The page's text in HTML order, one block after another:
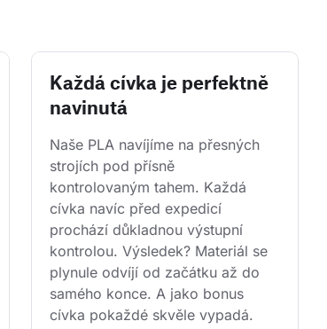
Každá cívka je perfektně
navinutá
Naše PLA navíjíme na přesných
strojích pod přísně
kontrolovaným tahem. Každá
cívka navíc před expedicí
prochází důkladnou výstupní
kontrolou. Výsledek? Materiál se
plynule odvíjí od začátku až do
samého konce. A jako bonus
cívka pokaždé skvěle vypadá.